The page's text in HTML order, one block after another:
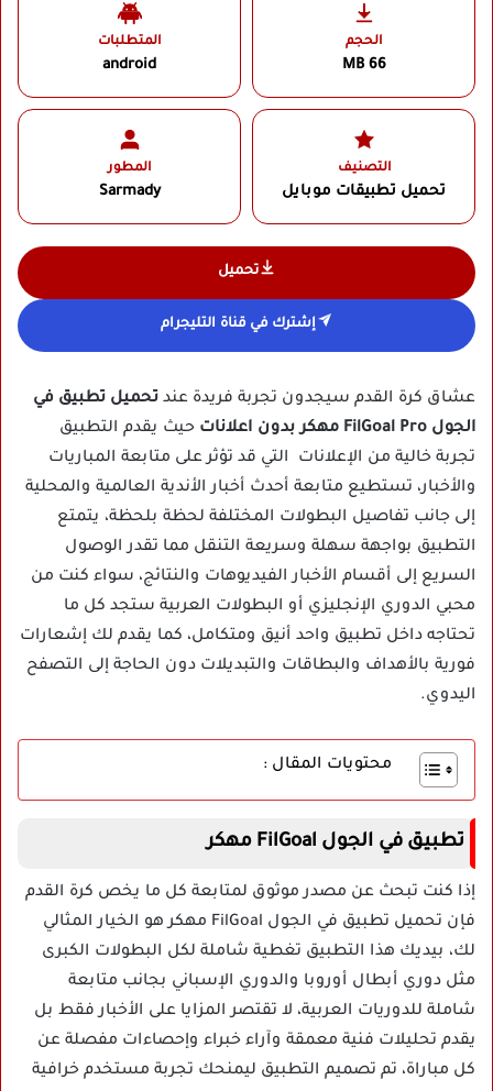
الحجم
66 MB
المتطلبات
android
التصنيف
تحميل تطبيقات موبايل
المطور
Sarmady‏
تحميل
إشترك في قناة التليجرام
عشاق كرة القدم سيجدون تجربة فريدة عند تحميل تطبيق في
الجول FilGoal Pro مهكر بدون اعلانات
حيث يقدم التطبيق
تجربة خالية من الإعلانات التي قد تؤثر على متابعة المباريات
والأخبار، تستطيع متابعة أحدث أخبار الأندية العالمية والمحلية
إلى جانب تفاصيل البطولات المختلفة لحظة بلحظة، يتمتع
التطبيق بواجهة سهلة وسريعة التنقل مما تقدر الوصول
السريع إلى أقسام الأخبار الفيديوهات والنتائج، سواء كنت من
محبي الدوري الإنجليزي أو البطولات العربية ستجد كل ما
تحتاجه داخل تطبيق واحد أنيق ومتكامل، كما يقدم لك إشعارات
فورية بالأهداف والبطاقات والتبديلات دون الحاجة إلى التصفح
اليدوي.
محتويات المقال :
تطبيق في الجول FilGoal مهكر
إذا كنت تبحث عن مصدر موثوق لمتابعة كل ما يخص كرة القدم
فإن تحميل تطبيق في الجول FilGoal مهكر هو الخيار المثالي
لك، بيديك هذا التطبيق تغطية شاملة لكل البطولات الكبرى
مثل دوري أبطال أوروبا والدوري الإسباني بجانب متابعة
شاملة للدوريات العربية، لا تقتصر المزايا على الأخبار فقط بل
يقدم تحليلات فنية معمقة وآراء خبراء وإحصاءات مفصلة عن
كل مباراة، تم تصميم التطبيق ليمنحك تجربة مستخدم خرافية